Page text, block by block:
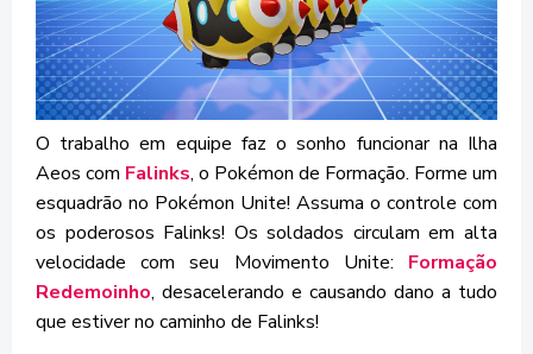
O trabalho em equipe faz o sonho funcionar na Ilha
Aeos com Falinks, o Pokémon de Formação. Forme um
esquadrão no Pokémon Unite! Assuma o controle com
os poderosos Falinks! Os soldados circulam em alta
velocidade com seu Movimento Unite: Formação
Redemoinho, desacelerando e causando dano a tudo
que estiver no caminho de Falinks!